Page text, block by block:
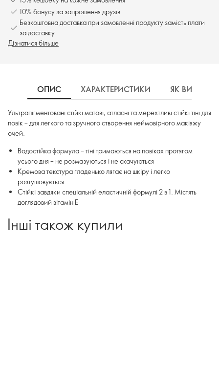
10% бонусу за запрошення друзів
Безкоштовна доставка при замовленні продукту замість плати
за доставку
Дізнатися більше
ОПИС ХАРАКТЕРИСТИКИ ЯК
Ультрапігментовані стійкі матові, атласні та мерехтливі стійкі тіні для
повік – для легкого та зручного створення неймовірного макіяжу
очей.
Водостійка формула – тіні тримаються на повіках протягом
усього дня – не розмазуються і не скачуються
Кремова текстура гладенько лягає на шкіру і легко
розтушовується
Стійкі завдяки спеціальній еластичній формулі 2 в 1. Містять
доглядовий вітамін Е
Інші також купили